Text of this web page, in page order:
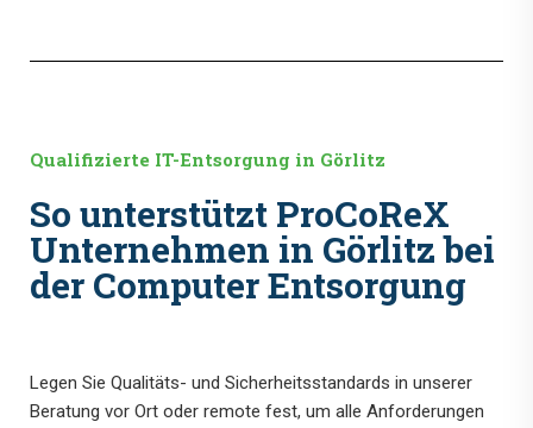
Qualifizierte IT-Entsorgung in Görlitz
So unterstützt ProCoReX
Unternehmen in Görlitz bei
der Computer Entsorgung
Legen Sie Qualitäts- und Sicherheitsstandards in unserer
Beratung vor Ort oder remote fest, um alle Anforderungen